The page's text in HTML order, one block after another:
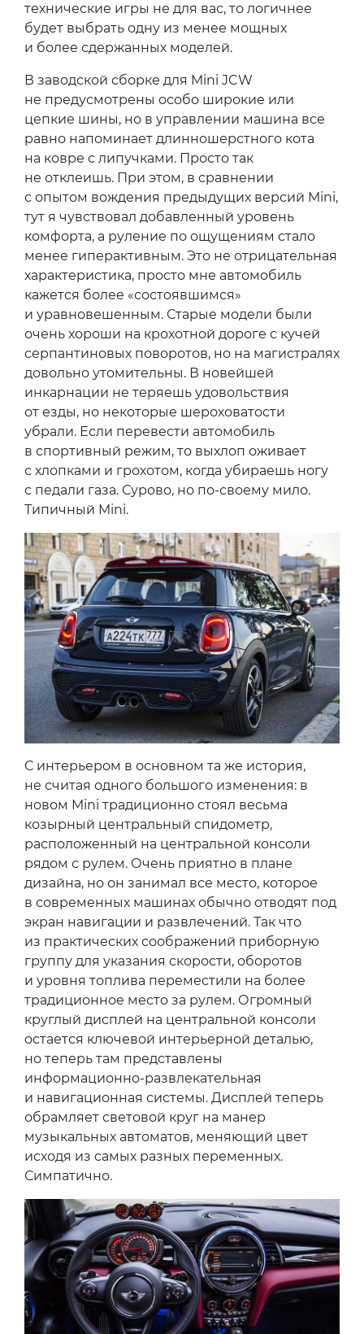
технические игры не для вас, то логичнее
будет выбрать одну из менее мощных
и более сдержанных моделей.
В заводской сборке для Mini JCW
не предусмотрены особо широкие или
цепкие шины, но в управлении машина все
равно напоминает длинношерстного кота
на ковре с липучками. Просто так
не отклеишь. При этом, в сравнении
с опытом вождения предыдущих версий Mini,
тут я чувствовал добавленный уровень
комфорта, а руление по ощущениям стало
менее гиперактивным. Это не отрицательная
характеристика, просто мне автомобиль
кажется более «состоявшимся»
и уравновешенным. Старые модели были
очень хороши на крохотной дороге с кучей
серпантиновых поворотов, но на магистралях
довольно утомительны. В новейшей
инкарнации не теряешь удовольствия
от езды, но некоторые шероховатости
убрали. Если перевести автомобиль
в спортивный режим, то выхлоп оживает
с хлопками и грохотом, когда убираешь ногу
с педали газа. Сурово, но по-своему мило.
Типичный Mini.
С интерьером в основном та же история,
не считая одного большого изменения: в
новом Mini традиционно стоял весьма
козырный центральный спидометр,
расположенный на центральной консоли
рядом с рулем. Очень приятно в плане
дизайна, но он занимал все место, которое
в современных машинах обычно отводят под
экран навигации и развлечений. Так что
из практических соображений приборную
группу для указания скорости, оборотов
и уровня топлива переместили на более
традиционное место за рулем. Огромный
круглый дисплей на центральной консоли
остается ключевой интерьерной деталью,
но теперь там представлены
информационно-развлекательная
и навигационная системы. Дисплей теперь
обрамляет световой круг на манер
музыкальных автоматов, меняющий цвет
исходя из самых разных переменных.
Симпатично.